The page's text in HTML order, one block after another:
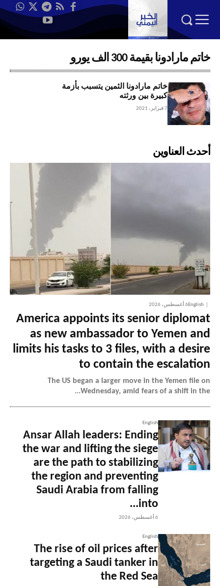
خاتم مارادونا بقيمة 300 الف يورو
خاتم مارادونا الثمين يتسبب بأزمة
كبيرة بين ورثته
7 فبراير، 2021
أحدث العناوين
English6 أغسطس، 2026
America appoints its senior diplomat
as new ambassador to Yemen and
limits his tasks to 3 files, with a desire
to contain the escalation
The US began a larger move in the Yemen file on
Wednesday, amid fears of a shift in the...
English
Ansar Allah leaders: Ending
the war and lifting the siege
are the path to stabilizing
the region and preventing
Saudi Arabia from falling
into...
6 أغسطس، 2026
English
The rise of oil prices after
targeting a Saudi tanker in
the Red Sea